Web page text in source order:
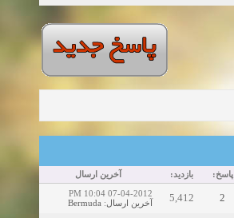
پاسخ: بازدید: آخرین ارسال
2
5,412
07-04-2012 10:04 PM
آخرین ارسال:
Bermuda